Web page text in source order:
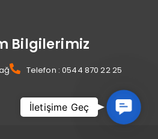
Bilgilerimiz
Telefon : 0544 870 22 25
İletişime Geç